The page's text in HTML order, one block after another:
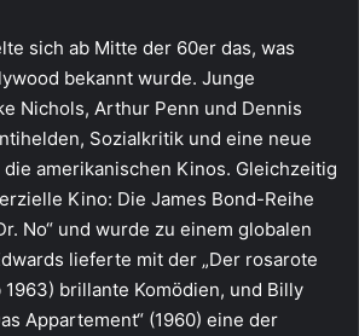
sich ab Mitte der 60er das, was
bekannt wurde. Junge
Nichols, Arthur Penn und Dennis
Sozialkritik und eine neue
amerikanischen Kinos. Gleichzeitig
Kino: Die James Bond-Reihe
No“ und wurde zu einem globalen
lieferte mit der „Der rosarote
1963) brillante Komödien, und Billy
Appartement“ (1960) eine der